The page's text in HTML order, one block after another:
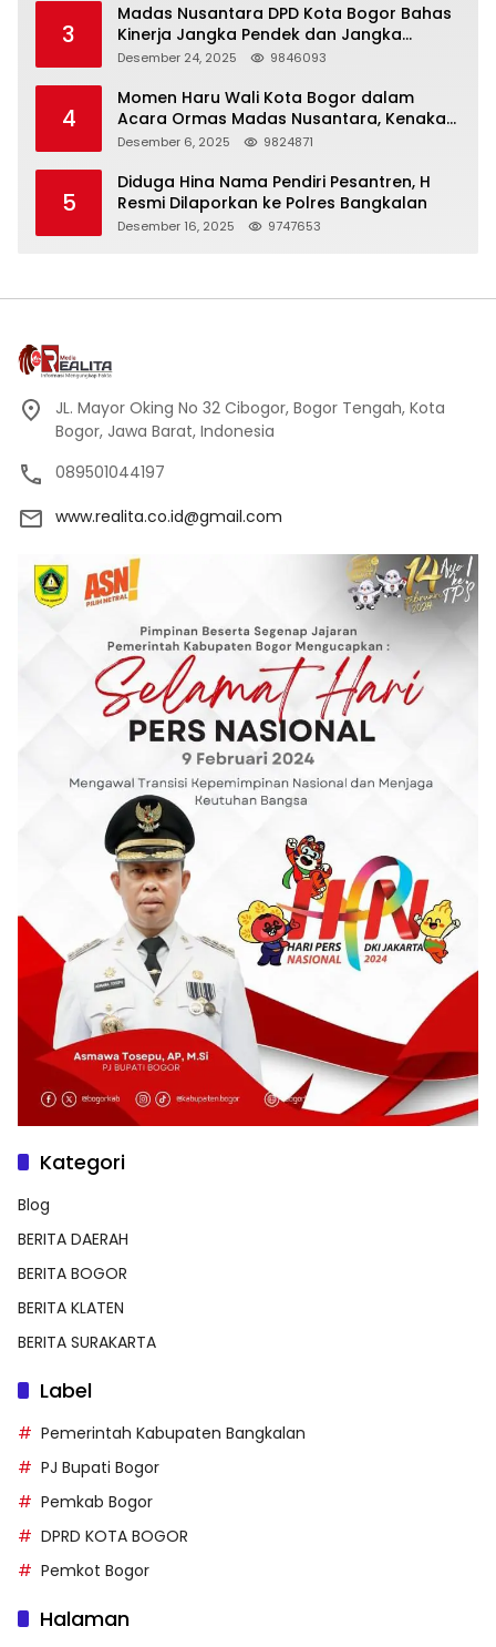
3
Madas Nusantara DPD Kota Bogor Bahas
Kinerja Jangka Pendek dan Jangka
Panjang
Desember 24, 2025 9846093
4
Momen Haru Wali Kota Bogor dalam
Acara Ormas Madas Nusantara, Kenakan
Peci Hitam Tinggi sebagai Simbol
Desember 6, 2025 9824871
5
Diduga Hina Nama Pendiri Pesantren, H
Resmi Dilaporkan ke Polres Bangkalan
Desember 16, 2025 9747653
JL. Mayor Oking No 32 Cibogor, Bogor Tengah, Kota
Bogor, Jawa Barat, Indonesia
089501044197
www.realita.co.id@gmail.com
Kategori
Blog
BERITA DAERAH
BERITA BOGOR
BERITA KLATEN
BERITA SURAKARTA
Label
Pemerintah Kabupaten Bangkalan
PJ Bupati Bogor
Pemkab Bogor
DPRD KOTA BOGOR
Pemkot Bogor
Halaman